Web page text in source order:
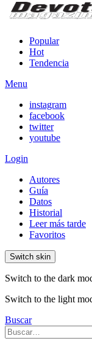
Popular
Hot
Tendencia
Menu
instagram
facebook
twitter
youtube
Login
Autores
Guía
Datos
Historial
Leer más tarde
Favoritos
Switch skin
Switch to the dark
Switch to the light
Buscar
Search